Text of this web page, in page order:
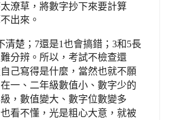
潦草，將數字抄下來要計算
出來。
清楚； 7還是1也會搞錯； 3和5長
分辨。所以，考試不檢查還
己寫得是什麼，當然也就不願
一、二年級數值小、 數字少的
， 數值變大、 數字位數變多
看不懂，光是粗心大意，就被